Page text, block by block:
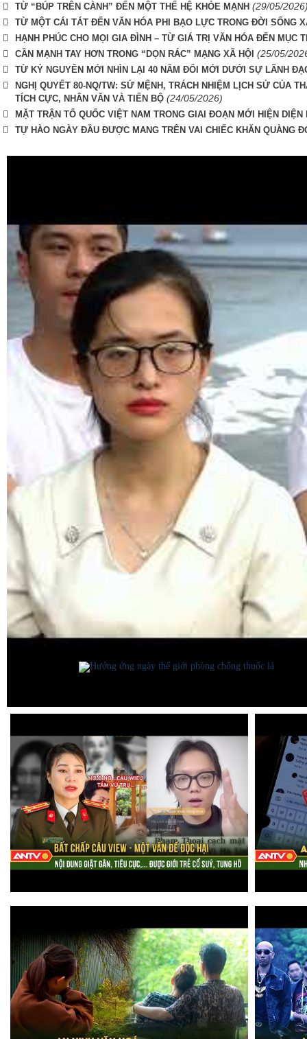
TỪ “BÚP TRÊN CÀNH” ĐẾN MỘT THẾ HỆ KHỎE MẠNH (29/05/
TỪ MỘT CÁI TÁT ĐẾN VĂN HÓA PHI BẠO LỰC TRONG ĐỜI SỐNG
HẠNH PHÚC CHO MỌI GIA ĐÌNH – TỪ GIÁ TRỊ VĂN HÓA ĐẾN MỤC
CẦN MẠNH TAY HƠN TRONG “DỌN RÁC” MẠNG XÃ HỘI (25/05/
TỪ KỶ NGUYÊN MỚI NHÌN LẠI 40 NĂM ĐỔI MỚI DƯỚI SỰ LÃNH
NGHỊ QUYẾT 80-NQ/TW: SỨ MỆNH, TRÁCH NHIỆM LỊCH SỬ CỦA
TÍCH CỰC, NHÂN VĂN VÀ TIẾN BỘ (24/05/2026)
MẶT TRẬN TỔ QUỐC VIỆT NAM TRONG GIAI ĐOẠN MỚI HIỆN
TỰ HÀO NGÀY ĐẦU ĐƯỢC MANG TRÊN VAI CHIẾC KHĂN QUÀNG